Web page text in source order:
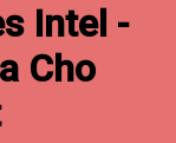
Intel -
Cho